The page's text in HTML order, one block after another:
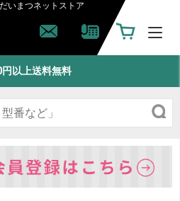
だいまつネットストア
以上送料無料